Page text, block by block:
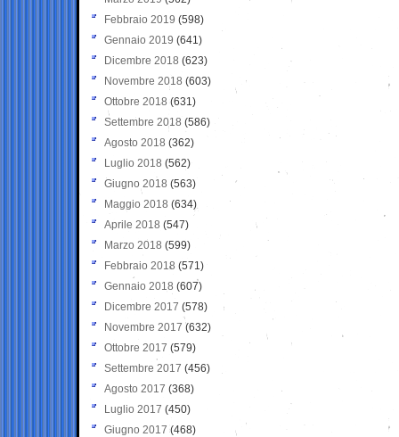
Febbraio 2019 (598)
Gennaio 2019 (641)
Dicembre 2018 (623)
Novembre 2018 (603)
Ottobre 2018 (631)
Settembre 2018 (586)
Agosto 2018 (362)
Luglio 2018 (562)
Giugno 2018 (563)
Maggio 2018 (634)
Aprile 2018 (547)
Marzo 2018 (599)
Febbraio 2018 (571)
Gennaio 2018 (607)
Dicembre 2017 (578)
Novembre 2017 (632)
Ottobre 2017 (579)
Settembre 2017 (456)
Agosto 2017 (368)
Luglio 2017 (450)
Giugno 2017 (468)